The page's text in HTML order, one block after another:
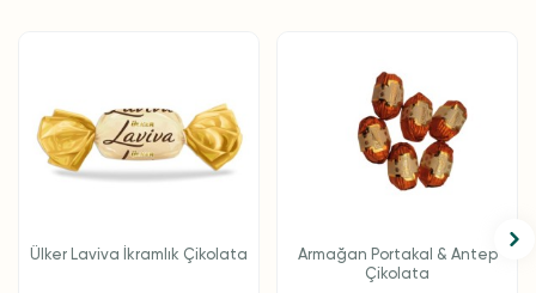
Ülker Laviva İkramlık Çikolata
Armağan Portakal & Antep
Çikolata